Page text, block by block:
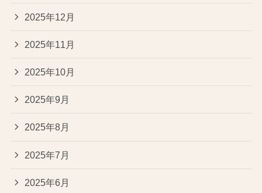
2025年12月
2025年11月
2025年10月
2025年9月
2025年8月
2025年7月
2025年6月